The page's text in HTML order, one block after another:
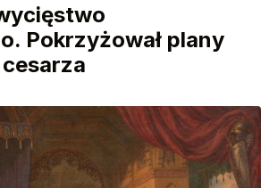
Pokrzyżował plany